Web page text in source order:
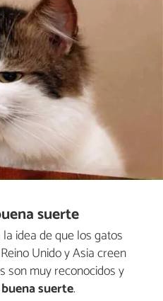
suerte
idea de que los gatos
Unido y Asia creen
son muy reconocidos y
suerte.